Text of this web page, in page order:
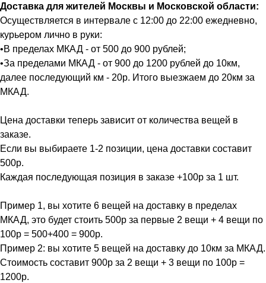
Доставка для жителей Москвы и Московской области:
Осуществляется в интервале с 12:00 до 22:00 ежедневно,
курьером лично в руки:
•В пределах МКАД - от 500 до 900 рублей;
•За пределами МКАД - от 900 до 1200 рублей до 10км,
далее последующий км - 20р. Итого выезжаем до 20км за
МКАД.
Цена доставки теперь зависит от количества вещей в
заказе.
Если вы выбираете 1-2 позиции, цена доставки составит
500р.
Каждая последующая позиция в заказе +100р за 1 шт.
Пример 1, вы хотите 6 вещей на доставку в пределах
МКАД, это будет стоить 500р за первые 2 вещи + 4 вещи по
100р = 500+400 = 900р.
Пример 2: вы хотите 5 вещей на доставку до 10км за МКАД.
Стоимость составит 900р за 2 вещи + 3 вещи по 100р =
1200р.